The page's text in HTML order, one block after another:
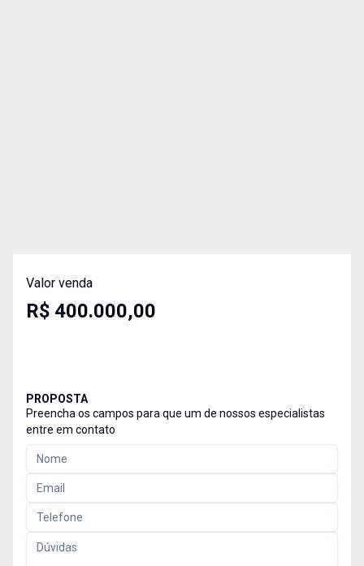
Valor venda
R$ 400.000,00
PROPOSTA
Preencha os campos para que um de nossos especialistas
entre em contato